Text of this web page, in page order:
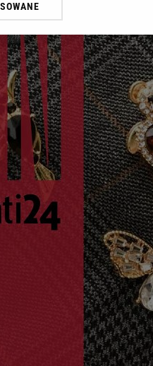
też zgodę na zainstalowanie i
narzędzie do
” w stopce serwisu i
za pomocą ustawień
S.A. możemy przetwarzać
Aktywne
urządzeniu lub dostęp do nich.
usług.Lista Zaufanych